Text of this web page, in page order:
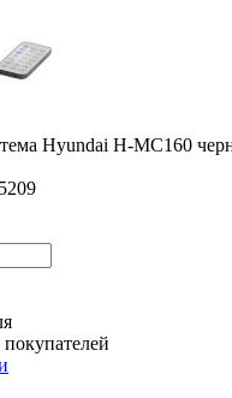
Hyundai H-MC160